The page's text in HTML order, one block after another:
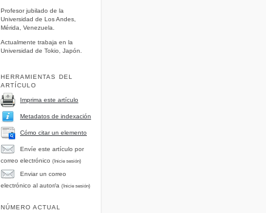
Profesor jubilado de la
Universidad de Los Andes,
Mérida, Venezuela.
Actualmente trabaja en la
Universidad de Tokio, Japón.
HERRAMIENTAS DEL
ARTÍCULO
Imprima este artículo
Metadatos de indexación
Cómo citar un elemento
Envíe este artículo por
correo electrónico (Inicie sesión)
Enviar un correo
electrónico al autor/a (Inicie sesión)
NÚMERO ACTUAL